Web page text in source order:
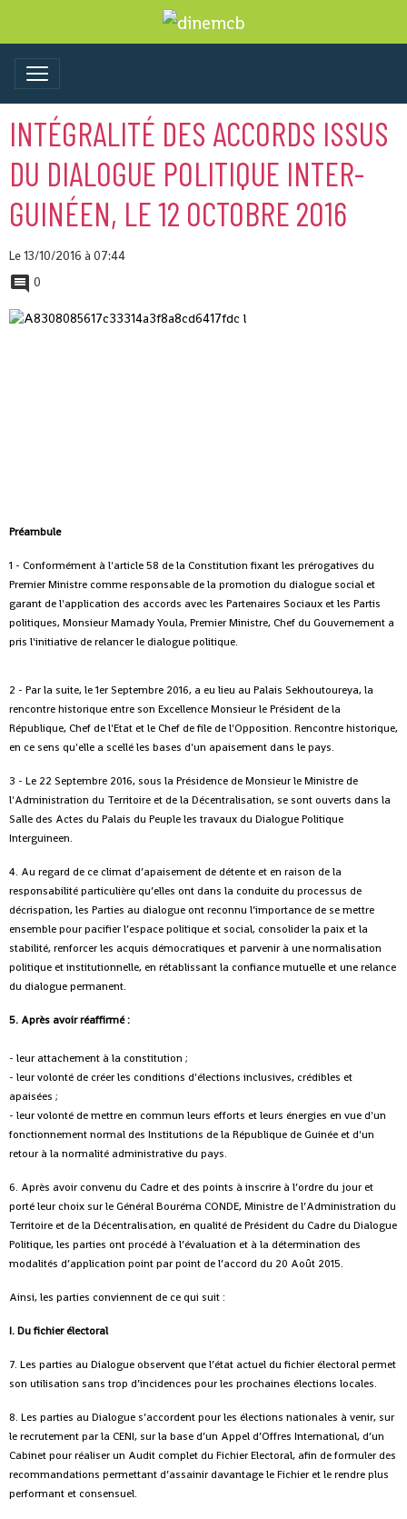
INTÉGRALITÉ DES ACCORDS ISSUS
DU DIALOGUE POLITIQUE INTER-
GUINÉEN, LE 12 OCTOBRE 2016
Le 13/10/2016 à 07:44
0
Préambule
1 - Conformément à l'article 58 de la Constitution fixant les prérogatives du
Premier Ministre comme responsable de la promotion du dialogue social et
garant de l'application des accords avec les Partenaires Sociaux et les Partis
politiques, Monsieur Mamady Youla, Premier Ministre, Chef du Gouvernement a
pris l'initiative de relancer le dialogue politique.
2 - Par la suite, le 1er Septembre 2016, a eu lieu au Palais Sekhoutoureya, la
rencontre historique entre son Excellence Monsieur le Président de la
République, Chef de l'Etat et le Chef de file de l'Opposition. Rencontre historique,
en ce sens qu'elle a scellé les bases d'un apaisement dans le pays.
3 - Le 22 Septembre 2016, sous la Présidence de Monsieur le Ministre de
l'Administration du Territoire et de la Décentralisation, se sont ouverts dans la
Salle des Actes du Palais du Peuple les travaux du Dialogue Politique
Interguineen.
4. Au regard de ce climat d’apaisement de détente et en raison de la
responsabilité particulière qu’elles ont dans la conduite du processus de
décrispation, les Parties au dialogue ont reconnu l’importance de se mettre
ensemble pour pacifier l’espace politique et social, consolider la paix et la
stabilité, renforcer les acquis démocratiques et parvenir à une normalisation
politique et institutionnelle, en rétablissant la confiance mutuelle et une relance
du dialogue permanent.
5. Après avoir réaffirmé :
- leur attachement à la constitution ;
- leur volonté de créer les conditions d'élections inclusives, crédibles et
apaisées ;
- leur volonté de mettre en commun leurs efforts et leurs énergies en vue d'un
fonctionnement normal des Institutions de la République de Guinée et d'un
retour à la normalité administrative du pays.
6. Après avoir convenu du Cadre et des points à inscrire à l’ordre du jour et
porté leur choix sur le Général Bouréma CONDE, Ministre de l’Administration du
Territoire et de la Décentralisation, en qualité de Président du Cadre du Dialogue
Politique, les parties ont procédé à l’évaluation et à la détermination des
modalités d’application point par point de l’accord du 20 Août 2015.
Ainsi, les parties conviennent de ce qui suit :
I. Du fichier électoral
7. Les parties au Dialogue observent que l’état actuel du fichier électoral permet
son utilisation sans trop d’incidences pour les prochaines élections locales.
8. Les parties au Dialogue s’accordent pour les élections nationales à venir, sur
le recrutement par la CENI, sur la base d’un Appel d’Offres International, d’un
Cabinet pour réaliser un Audit complet du Fichier Electoral, afin de formuler des
recommandations permettant d’assainir davantage le Fichier et le rendre plus
performant et consensuel.